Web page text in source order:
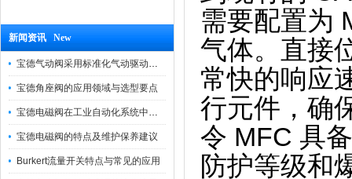
新闻资讯 New
宝德气动阀采用标准化气动驱动设计，可匹配各类工业气源工况
宝德角座阀的应用领域与选型要点
宝德电磁阀在工业自动化系统中的作用
宝德电磁阀的特点及维护保养建议
Burkert流量开关特点与常见的应用
需要配置为
气体。直接
常快的响应
行元件，确
令 MFC 具
防护等级和